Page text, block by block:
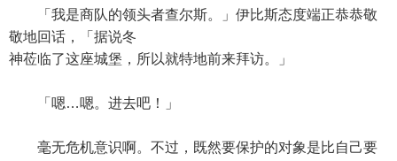
「我是商队的领头者查尔斯。」伊比斯态度端正恭恭敬
敬地回话，「据说冬
神莅临了这座城堡，所以就特地前来拜访。」
「嗯…嗯。进去吧！」
毫无危机意识啊。不过，既然要保护的对象是比自己要